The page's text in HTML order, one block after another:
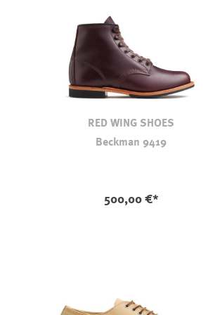
RED WING SHOES
Beckman 9419
500,00 €*